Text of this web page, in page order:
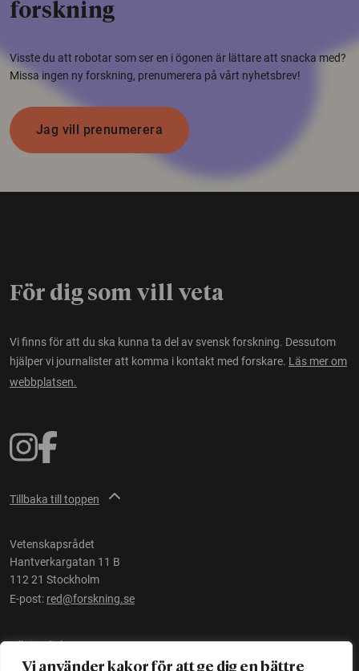
Vi använder kakor för att ge dig en bättre
forskning
Visste du att robotar som ser en i ögonen är lättare att snacka med?
Missa ingen ny forskning, prenumerera på vårt nyhetsbrev!
Jag vill prenumerera
För dig som vill veta
Vi finns för att du ska kunna ta del av svensk forskning. Dessutom
hjälper vi journalister att komma i kontakt med forskare. Läs mer om
webbplatsen.
Tillbaka till toppen
Vetenskapsrådet
Hantverkargatan 11 B
112 21 Stockholm
E-post: red@forskning.se
Tillgänglighet